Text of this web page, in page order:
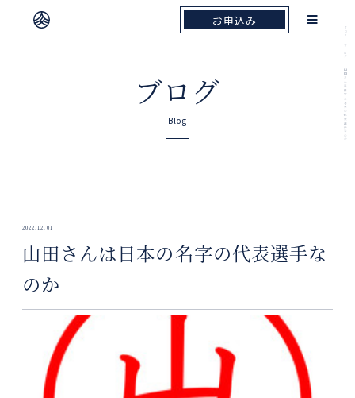
お申込み
お申込み
ブログ
Blog
TOP
ブログ
山田さんは日本の名字の代表選手なのか
2022.12.01
山田さんは日本の名字の代表選手な
のか